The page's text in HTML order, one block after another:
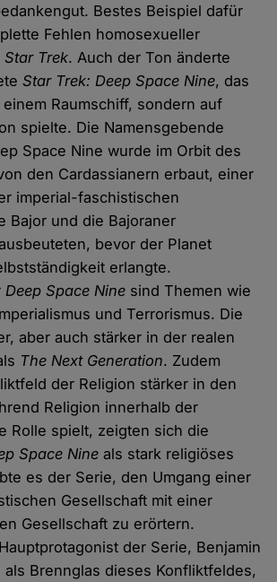
Bestes Beispiel dafür
Fehlen homosexueller
Star Trek. Auch der Ton änderte
Star Trek: Deep Space Nine, das
Raumschiff, sondern auf
spielte. Die Namensgebende
Space Nine wurde im Orbit des
den Cardassianern erbaut, einer
imperial-faschistischen
Bajor und die Bajoraner
bevor der Planet
erlangte.
Deep Space Nine sind Themen wie
und Terrorismus. Die
aber auch stärker in der realen
The Next Generation. Zudem
der Religion stärker in den
Religion innerhalb der
Rolle spielt, zeigten sich die
Space Nine als stark religiöses
es der Serie, den Umgang einer
Gesellschaft mit einer
Gesellschaft zu erörtern.
der Serie, Benjamin
Brennglas dieses Konfliktfeldes,